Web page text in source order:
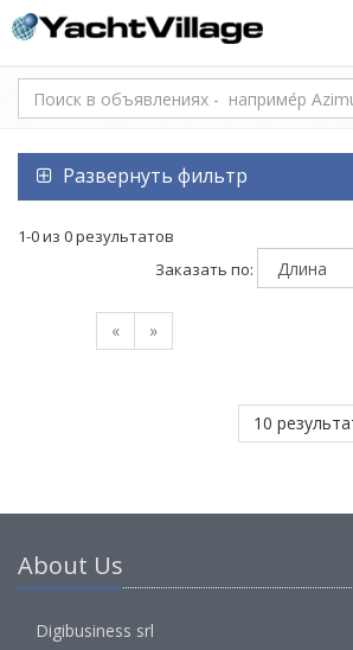
Развернуть фильтр
1-0 из 0 результатов
Заказать по:
« »
10
About Us
Digibusiness srl